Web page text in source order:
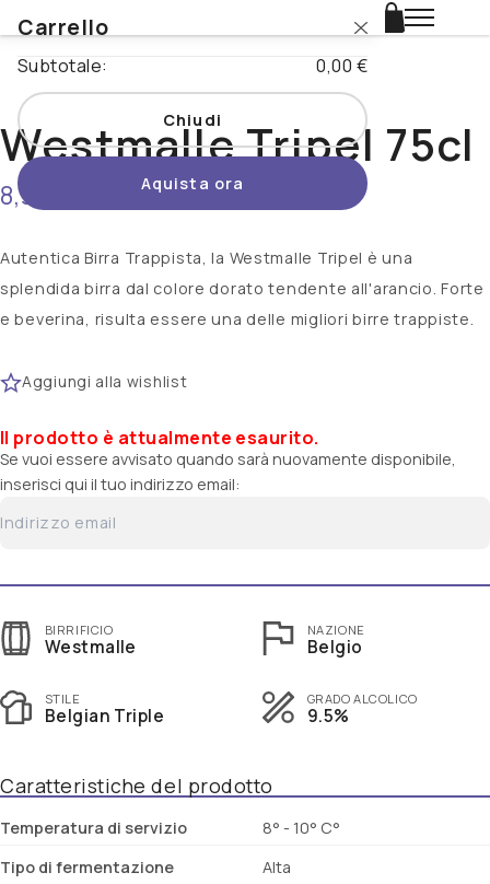
Login
Catalogo
Stili
Nazioni
Promo
Novità
Carrello
Subtotale: 0,00 €
Chiudi
Aquista ora
BIRRIFICIO
Westmalle
NAZIONE
Belgio
STILE
Belgian Triple
GRADO ALCOLICO
9.5%
Westmalle Tripel 75cl
8,90 € non disponibile
Autentica Birra Trappista, la Westmalle Tripel è una
splendida birra dal colore dorato tendente all'arancio. Forte
e beverina, risulta essere una delle migliori birre trappiste.
Aggiungi alla wishlist
Il prodotto è attualmente esaurito.
Se vuoi essere avvisato quando sarà nuovamente disponibile,
inserisci qui il tuo indirizzo email:
Caratteristiche del prodotto
Temperatura di servizio
8° - 10° C°
Tipo di fermentazione
Alta